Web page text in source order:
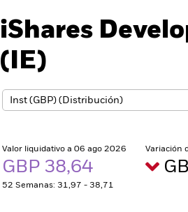
iShares
(IE)
Valor liquidativo a 06 ago 2026
GBP 38,64
52 Semanas: 31,97 - 38,71
Variación